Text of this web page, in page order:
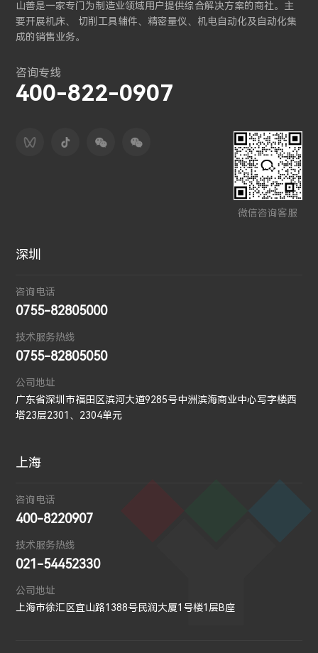
山善是一家专门为制造业领域用户提供综合解决方案的商社。主
要开展机床、 切削工具辅件、精密量仪、机电自动化及自动化集
成的销售业务。
咨询专线
400-822-0907
微信咨询客服
深圳
咨询电话
0755-82805000
技术服务热线
0755-82805050
公司地址
广东省深圳市福田区滨河大道9285号中洲滨海商业中心写字楼西
塔23层2301、2304单元
上海
咨询电话
400-8220907
技术服务热线
021-54452330
公司地址
上海市徐汇区宜山路1388号民润大厦1号楼1层B座